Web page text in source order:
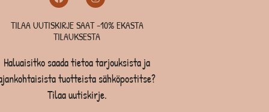
TILAA UUTISKIRJE SAAT -10% EKASTA
TILAUKSESTA
Haluaisitko saada tietoa tarjouksista ja
tuotteista sähköpostitse?
Tilaa uutiskirje.